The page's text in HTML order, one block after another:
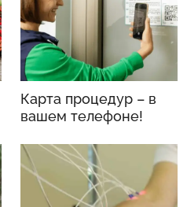
Карта процедур – в
вашем телефоне!